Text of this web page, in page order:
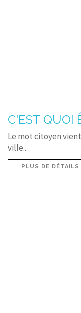
C'EST QUOI
Le mot citoyen
ville...
PLUS DE DÉTAILS